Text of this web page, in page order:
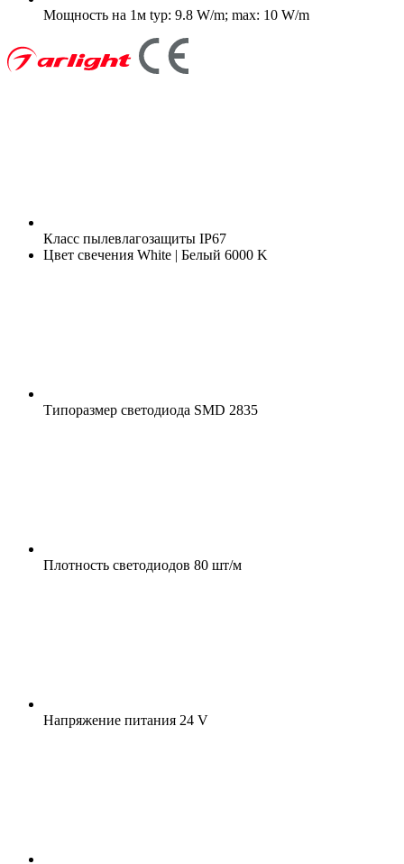
Мощность на 1м typ: 9.8 W/m; max: 10 W/m
Класс пылевлагозащиты IP67
Цвет свечения White | Белый 6000 K
Типоразмер светодиода SMD 2835
Плотность светодиодов 80 шт/м
Напряжение питания 24 V